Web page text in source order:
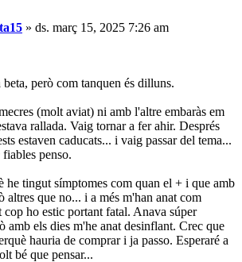
» ds. març 15, 2025 7:26 am
però com tanquen és dilluns.
(molt aviat) ni amb l'altre embaràs em
rallada. Vaig tornar a fer ahir. Després
estaven caducats... i vaig passar del tema...
penso.
he tingut símptomes com quan el + i que amb
altres que no... i a més m'han anat com
cop ho estic portant fatal. Anava súper
amb els dies m'he anat desinflant. Crec que
hauria de comprar i ja passo. Esperaré a
bé que pensar...